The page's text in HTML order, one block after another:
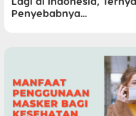
Penyebabnya...